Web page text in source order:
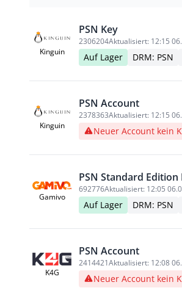
Kinguin
PSN Key
2306204Aktualisiert: 12:15
Auf Lager DRM: PSN
Kinguin
PSN Account
2378363Aktualisiert: 12:15
Neuer Account kein
Gamivo
PSN Standard Edition
692776Aktualisiert: 12:05
Auf Lager DRM: PSN
K4G
PSN Account
2414421Aktualisiert: 12:08
Neuer Account kein